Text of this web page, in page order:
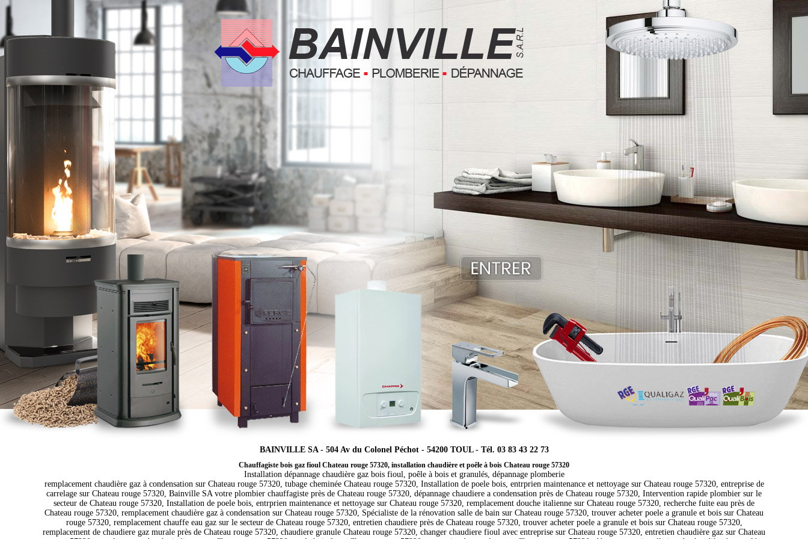
BAINVILLE SA - 504 Av du Colonel Péchot - 54200 TOUL - Tél. 03 83 43 22 73
Chauffagiste bois gaz fioul Chateau rouge 57320, installation chaudière et poêle à bois Chateau rouge 57320
Installation dépannage chaudière gaz bois fioul, poêle à bois et granulés, dépannage plomberie
remplacement chaudière gaz à condensation sur Chateau rouge 57320, tubage cheminée Chateau rouge 57320, Installation de poele bois, entrprien maintenance et nettoyage sur Chateau rouge 57320, entreprise de
carrelage sur Chateau rouge 57320, Bainville SA votre plombier chauffagiste près de Chateau rouge 57320, dépannage chaudiere a condensation près de Chateau rouge 57320, Intervention rapide plombier sur le
secteur de Chateau rouge 57320, Installation de poele bois, entrprien maintenance et nettoyage sur Chateau rouge 57320, remplacement douche italienne sur Chateau rouge 57320, recherche fuite eau près de
Chateau rouge 57320, remplacement chaudière gaz à condensation sur Chateau rouge 57320, Spécialiste de la rénovation salle de bain sur Chateau rouge 57320, trouver acheter poele a granule et bois sur Chateau
rouge 57320, remplacement chauffe eau gaz sur le secteur de Chateau rouge 57320, entretien chaudiere près de Chateau rouge 57320, trouver acheter poele a granule et bois sur Chateau rouge 57320,
remplacement de chaudiere gaz murale près de Chateau rouge 57320, chaudiere granule Chateau rouge 57320, changer chaudiere fioul avec entreprise sur Chateau rouge 57320, entretien chaudière gaz sur Chateau